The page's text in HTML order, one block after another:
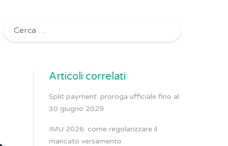
Ricerca per:
Articoli correlati
Split payment: proroga ufficiale fino al
30 giugno 2029
IMU 2026: come regolarizzare il
mancato versamento